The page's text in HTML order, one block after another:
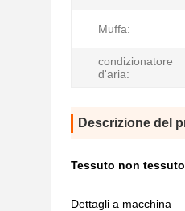
Muffa:
condizionatore
d'aria:
Descrizione del
Tessuto non
Dettagli a macchina